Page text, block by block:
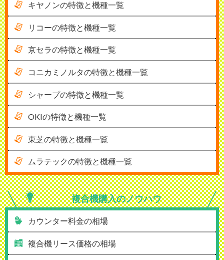
キヤノンの特徴と機種一覧
リコーの特徴と機種一覧
京セラの特徴と機種一覧
コニカミノルタの特徴と機種一覧
シャープの特徴と機種一覧
OKIの特徴と機種一覧
東芝の特徴と機種一覧
ムラテックの特徴と機種一覧
複合機購入のノウハウ
カウンター料金の相場
複合機リース価格の相場